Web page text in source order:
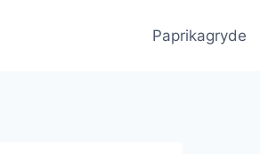
Paprikagryde